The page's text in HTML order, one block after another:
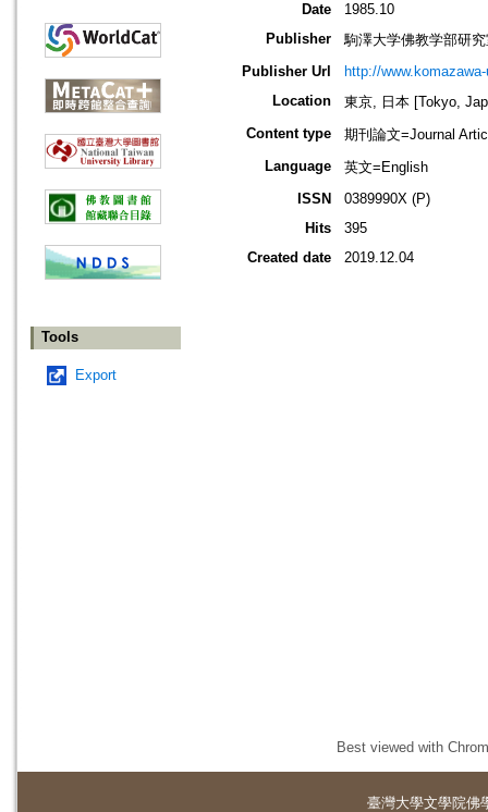
Tools
Export
Date
1985.10
Publisher
駒澤大学佛教学部研
Publisher Url
http://
Location
東京, 日本 [Tokyo,
Content type
期刊論文=Journal
Language
英文=English
ISSN
0389990X (P)
Hits
395
Created date
2019.12.04
Best viewed with
臺灣大學文學院佛